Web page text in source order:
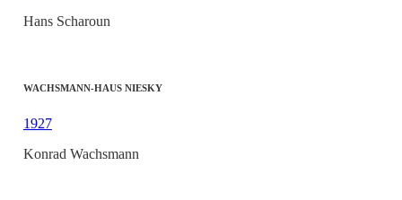
Hans Scharoun
WACHSMANN-HAUS NIESKY
1927
Konrad Wachsmann